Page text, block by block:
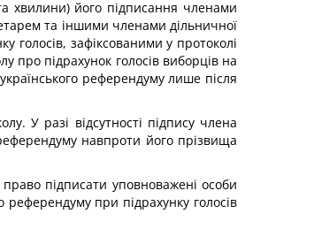
хвилини) його підписання членами
та іншими членами дільничної
голосів, зафіксованими у протоколі
про підрахунок голосів виборців на
референдуму лише після
У разі відсутності підпису члена
референдуму навпроти його прізвища
підписати уповноважені особи
референдуму при підрахунку голосів